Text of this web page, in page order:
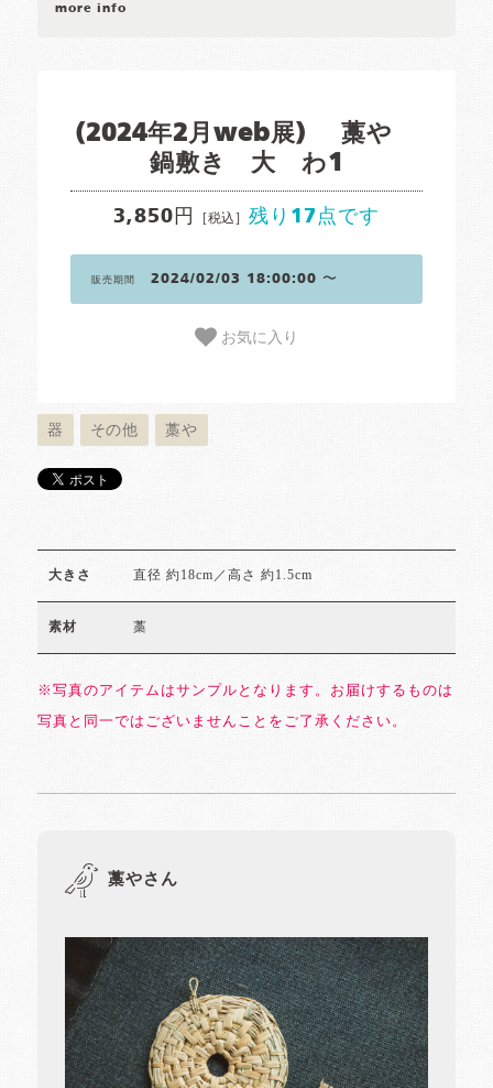
more info
(2024年2月web展) 藁や
鍋敷き 大 わ1
3,850円 [税込] 残り17点です
販売期間 2024/02/03 18:00:00 〜
お気に入り
器 その他 藁や
大きさ 直径 約18cm／高さ 約1.5cm
素材 藁
※写真のアイテムはサンプルとなります。お届けするものは
写真と同一ではございませんことをご了承ください。
藁やさん